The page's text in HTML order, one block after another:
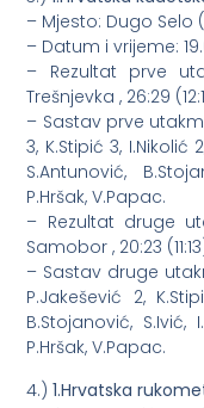
– Mjesto: Dugo Selo
– Datum i vrijeme:
– Rezultat prve
Trešnjevka , 26:29
– Sastav prve
3, K.Stipić 3, I.Nikolić
S.Antunović,
P.Hršak, V.Papac.
– Rezultat druge
Samobor , 20:23
– Sastav druge
P.Jakešević 2,
B.Stojanović, S.Ivić,
P.Hršak, V.Papac.
4.)1.Hrvatska